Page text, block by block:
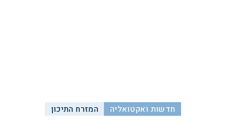
חדשות ואקטואליה המזרח התיכון